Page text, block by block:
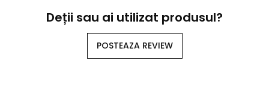
Deții sau ai utilizat produsul?
POSTEAZA REVIEW